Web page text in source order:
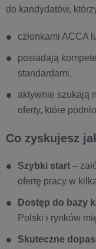
do kandydatów,
członkami ACCA
posiadają
standardami,
aktywnie szukają
oferty, które
Co zyskujesz
Szybki start –
ofertę pracy w
Dostęp do bazy
Polski i rynków
Skuteczne